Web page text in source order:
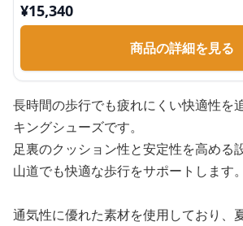
¥15,340
商品の詳細を見る
長時間の歩行でも疲れにくい快適性を
キングシューズです。
足裏のクッション性と安定性を高める
山道でも快適な歩行をサポートします。
通気性に優れた素材を使用しており、